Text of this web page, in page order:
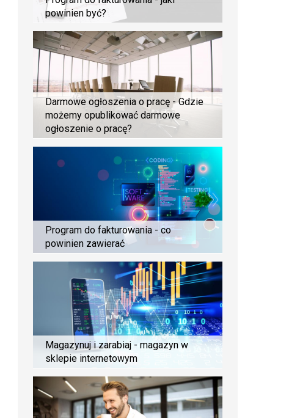
powinien być?
Darmowe ogłoszenia o pracę - Gdzie
możemy opublikować darmowe
ogłoszenie o pracę?
Program do fakturowania - co
powinien zawierać
Magazynuj i zarabiaj - magazyn w
sklepie internetowym